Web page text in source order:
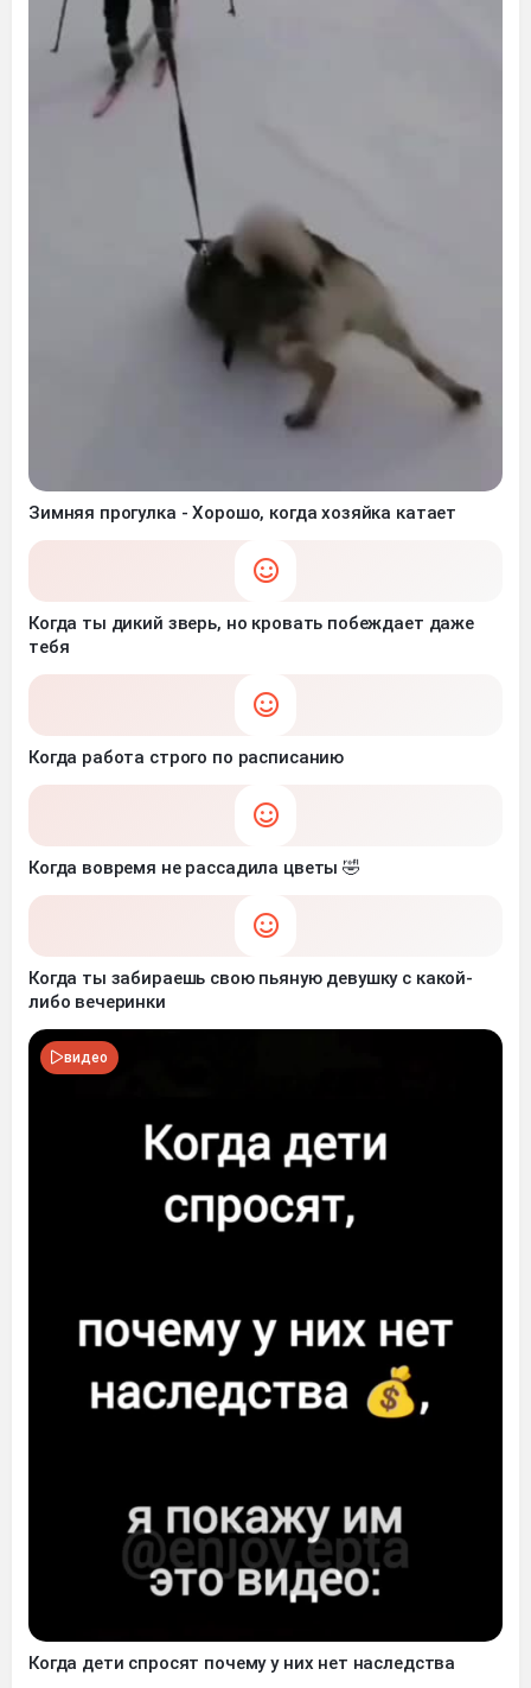
Зимняя прогулка - Хорошо, когда хозяйка катает
Когда ты дикий зверь, но кровать побеждает даже
тебя
Когда работа строго по расписанию
Когда вовремя не рассадила цветы 🤣
Когда ты забираешь свою пьяную девушку с какой-
либо вечеринки
видео
Когда дети спросят почему у них нет наследства